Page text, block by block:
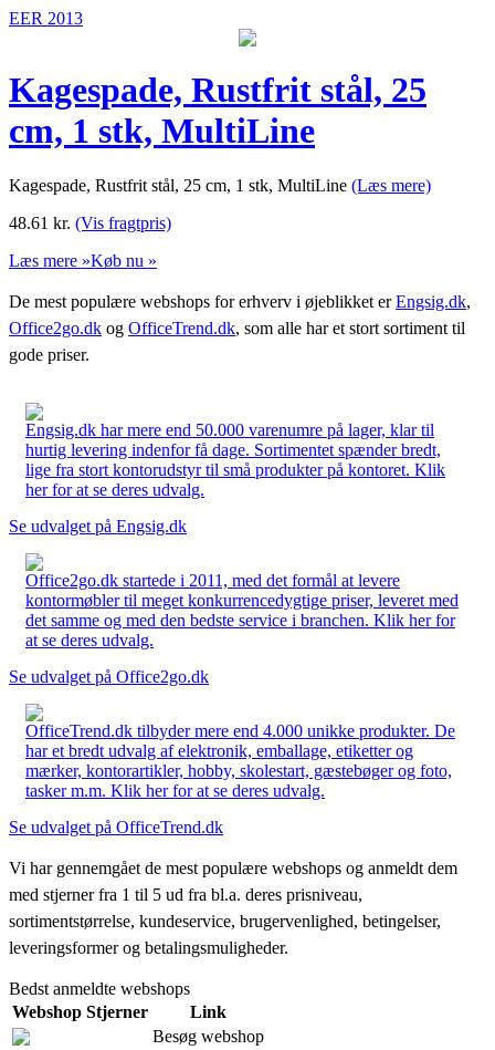
EER 2013
Kagespade, Rustfrit stål, 25
cm, 1 stk, MultiLine
Kagespade, Rustfrit stål, 25 cm, 1 stk, MultiLine (Læs mere)
48.61 kr. (Vis fragtpris)
Læs mere »Køb nu »
De mest populære webshops for erhverv i øjeblikket erEngsig.dk,
Office2go.dk og OfficeTrend.dk, som alle har et stort sortiment til
gode priser.
Engsig.dk har mere end 50.000 varenumre på lager, klar til
hurtig levering indenfor få dage. Sortimentet spænder bredt,
lige fra stort kontorudstyr til små produkter på kontoret. Klik
her for at se deres udvalg.
Se udvalget på Engsig.dk
Office2go.dk startede i 2011, med det formål at levere
kontormøbler til meget konkurrencedygtige priser, leveret med
det samme og med den bedste service i branchen. Klik her for
at se deres udvalg.
Se udvalget på Office2go.dk
OfficeTrend.dk tilbyder mere end 4.000 unikke produkter. De
har et bredt udvalg af elektronik, emballage, etiketter og
mærker, kontorartikler, hobby, skolestart, gæstebøger og foto,
tasker m.m. Klik her for at se deres udvalg.
Se udvalget på OfficeTrend.dk
Vi har gennemgået de mest populære webshops og anmeldt dem
med stjerner fra 1 til 5 ud fra bl.a. deres prisniveau,
sortimentstørrelse, kundeservice, brugervenlighed, betingelser,
leveringsformer og betalingsmuligheder.
Bedst anmeldte webshops
Webshop Stjerner
Link
Besøg webshop